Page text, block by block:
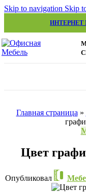
Skip to navigation Skip
Главная страница »
Цвет
Опубликовал